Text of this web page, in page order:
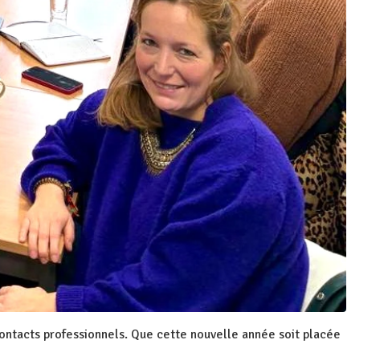
professionnels. Que cette nouvelle année soit placée